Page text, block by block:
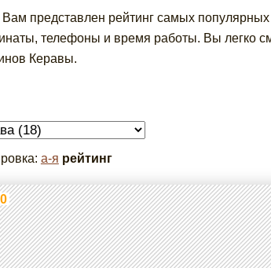
представлен рейтинг самых
телефоны и время работы. Вы легко
Керавы.
а-я рейтинг